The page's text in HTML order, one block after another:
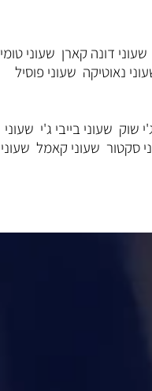
שעוני דונה קארן שעוני טומי
נאוטיקה שעוני פוסיל
שוק שעוני בייבי ג'י שעוני
סקטור שעוני קאמל שעוני